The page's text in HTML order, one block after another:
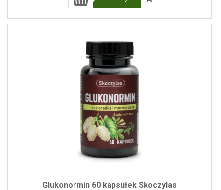
Glukonormin 60 kapsułek Skoczylas